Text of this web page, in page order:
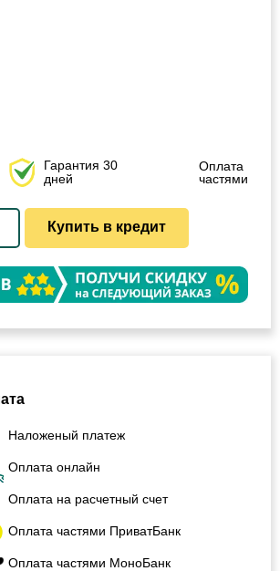
Гарантия 30
дней
Оплата
частями
Купить в кредит
Наложеный платеж
Оплата онлайн
Оплата на расчетный счет
Оплата частями ПриватБанк
Оплата частями МоноБанк